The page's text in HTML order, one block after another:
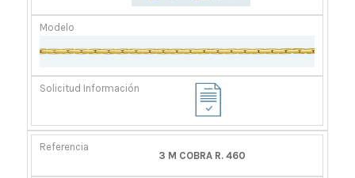
3 M COBRA R. 460